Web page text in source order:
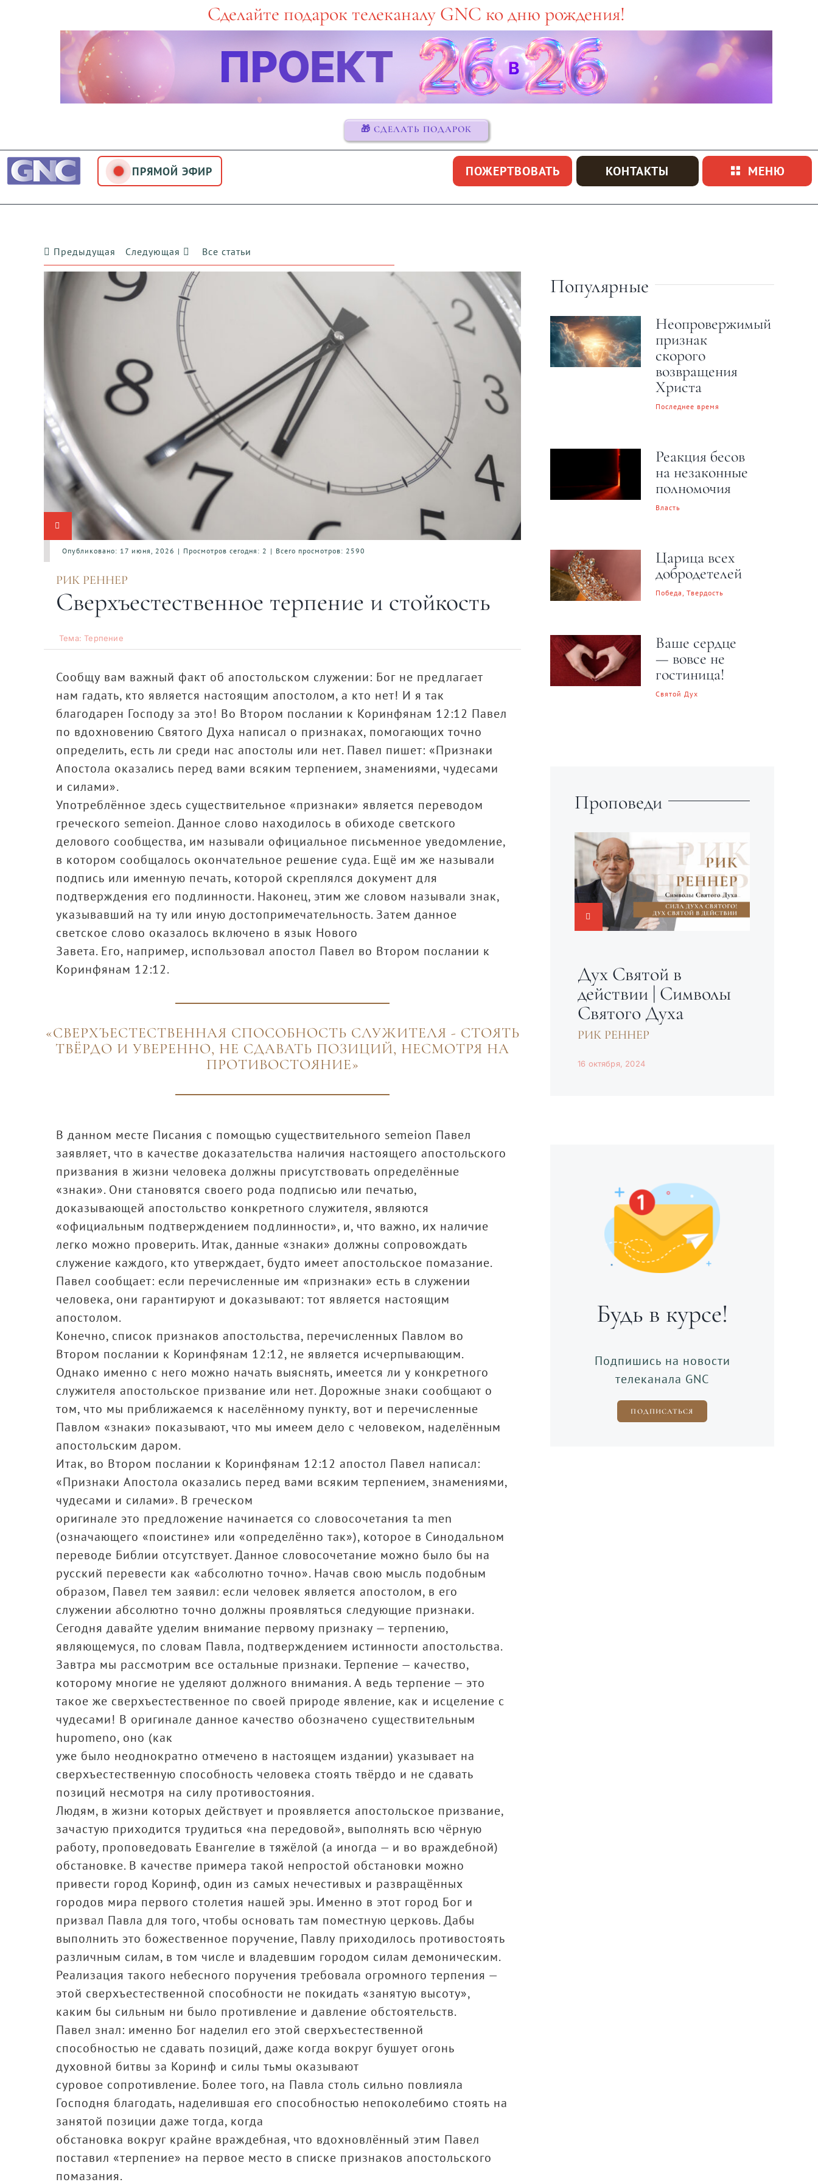
Сделайте подарок телеканалу GNC ко дню рождения!
🎁 СДЕЛАТЬ ПОДАРОК
ПРЯМОЙ ЭФИР ПОЖЕРТВОВАТЬ КОНТАКТЫ МЕНЮ
Предыдущая Следующая Все статьи
Опубликовано: 17 июня, 2026 | Просмотров сегодня: 2 | Всего просмотров: 2590
РИК РЕННЕР
Сверхъестественное терпение и стойкость
Тема: Терпение
Сообщу вам важный факт об апостольском служении: Бог не предлагает
нам гадать, кто является настоящим апостолом, а кто нет! И я так
благодарен Господу за это! Во Втором послании к Коринфянам 12:12 Павел
по вдохновению Святого Духа написал о признаках, помогающих точно
определить, есть ли среди нас апостолы или нет. Павел пишет: «Признаки
Апостола оказались перед вами всяким терпением, знамениями, чудесами
и силами».
Употреблённое здесь существительное «признаки» является переводом
греческого semeion. Данное слово находилось в обиходе светского
делового сообщества, им называли официальное письменное уведомление,
в котором сообщалось окончательное решение суда. Ещё им же называли
подпись или именную печать, которой скреплялся документ для
подтверждения его подлинности. Наконец, этим же словом называли знак,
указывавший на ту или иную достопримечательность. Затем данное
светское слово оказалось включено в язык Нового
Завета. Его, например, использовал апостол Павел во Втором послании к
Коринфянам 12:12.
«СВЕРХЪЕСТЕСТВЕННАЯ СПОСОБНОСТЬ СЛУЖИТЕЛЯ - СТОЯТЬ
ТВЁРДО И УВЕРЕННО, НЕ СДАВАТЬ ПОЗИЦИЙ, НЕСМОТРЯ НА
ПРОТИВОСТОЯНИЕ»
В данном месте Писания с помощью существительного semeion Павел
заявляет, что в качестве доказательства наличия настоящего апостольского
призвания в жизни человека должны присутствовать определённые
«знаки». Они становятся своего рода подписью или печатью,
доказывающей апостольство конкретного служителя, являются
«официальным подтверждением подлинности», и, что важно, их наличие
легко можно проверить. Итак, данные «знаки» должны сопровождать
служение каждого, кто утверждает, будто имеет апостольское помазание.
Павел сообщает: если перечисленные им «признаки» есть в служении
человека, они гарантируют и доказывают: тот является настоящим
апостолом.
Конечно, список признаков апостольства, перечисленных Павлом во
Втором послании к Коринфянам 12:12, не является исчерпывающим.
Однако именно с него можно начать выяснять, имеется ли у конкретного
служителя апостольское призвание или нет. Дорожные знаки сообщают о
том, что мы приближаемся к населённому пункту, вот и перечисленные
Павлом «знаки» показывают, что мы имеем дело с человеком, наделённым
апостольским даром.
Итак, во Втором послании к Коринфянам 12:12 апостол Павел написал:
«Признаки Апостола оказались перед вами всяким терпением, знамениями,
чудесами и силами». В греческом
оригинале это предложение начинается со словосочетания ta men
(означающего «поистине» или «определённо так»), которое в Синодальном
переводе Библии отсутствует. Данное словосочетание можно было бы на
русский перевести как «абсолютно точно». Начав свою мысль подобным
образом, Павел тем заявил: если человек является апостолом, в его
служении абсолютно точно должны проявляться следующие признаки.
Сегодня давайте уделим внимание первому признаку — терпению,
являющемуся, по словам Павла, подтверждением истинности апостольства.
Завтра мы рассмотрим все остальные признаки. Терпение — качество,
которому многие не уделяют должного внимания. А ведь терпение — это
такое же сверхъестественное по своей природе явление, как и исцеление с
чудесами! В оригинале данное качество обозначено существительным
hupomeno, оно (как
уже было неоднократно отмечено в настоящем издании) указывает на
сверхъестественную способность человека стоять твёрдо и не сдавать
позиций несмотря на силу противостояния.
Людям, в жизни которых действует и проявляется апостольское призвание,
зачастую приходится трудиться «на передовой», выполнять всю чёрную
работу, проповедовать Евангелие в тяжёлой (а иногда — и во враждебной)
обстановке. В качестве примера такой непростой обстановки можно
привести город Коринф, один из самых нечестивых и развращённых
городов мира первого столетия нашей эры. Именно в этот город Бог и
призвал Павла для того, чтобы основать там поместную церковь. Дабы
выполнить это божественное поручение, Павлу приходилось противостоять
различным силам, в том числе и владевшим городом силам демоническим.
Реализация такого небесного поручения требовала огромного терпения —
этой сверхъестественной способности не покидать «занятую высоту»,
каким бы сильным ни было противление и давление обстоятельств.
Павел знал: именно Бог наделил его этой сверхъестественной
способностью не сдавать позиций, даже когда вокруг бушует огонь
духовной битвы за Коринф и силы тьмы оказывают
суровое сопротивление. Более того, на Павла столь сильно повлияла
Господня благодать, наделившая его способностью непоколебимо стоять на
занятой позиции даже тогда, когда
обстановка вокруг крайне враждебная, что вдохновлённый этим Павел
поставил «терпение» на первое место в списке признаков апостольского
помазания.
Популярные
Неопровержимый
признак
скорого
возвращения
Христа
Последнее время
Реакция бесов
на незаконные
полномочия
Власть
Царица всех
добродетелей
Победа, Твердость
Ваше сердце
— вовсе не
гостиница!
Святой Дух
Проповеди
Дух Святой в
действии | Символы
Святого Духа
РИК РЕННЕР
16 октября, 2024
Будь в курсе!
Подпишись на новости
телеканала GNC
ПОДПИСАТЬСЯ